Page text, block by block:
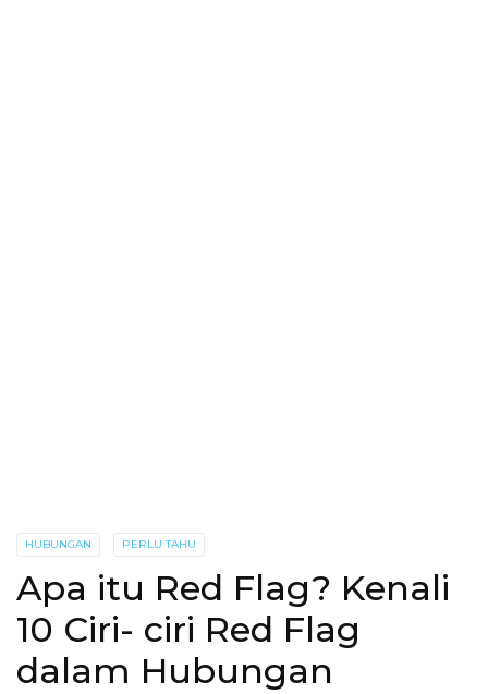
HUBUNGAN PERLU TAHU
Apa itu Red Flag? Kenali
10 Ciri- ciri Red Flag
dalam Hubungan